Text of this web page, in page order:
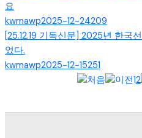
요
kwmawp2025-12-24209
[25.12.19 기독신문] 2025년 한국
었다.
kwmawp2025-12-15251
12